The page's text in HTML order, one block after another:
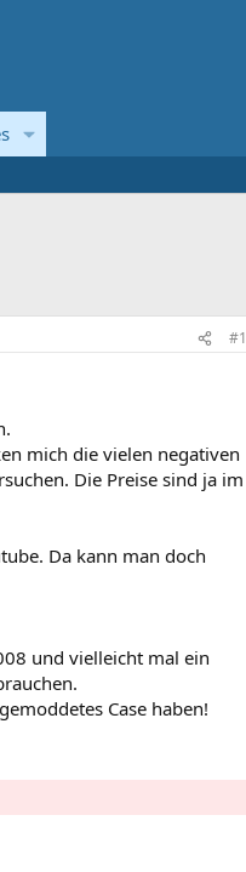
#1
mich die vielen negativen
Die Preise sind ja im
Da kann man doch
und vielleicht mal ein
Case haben!